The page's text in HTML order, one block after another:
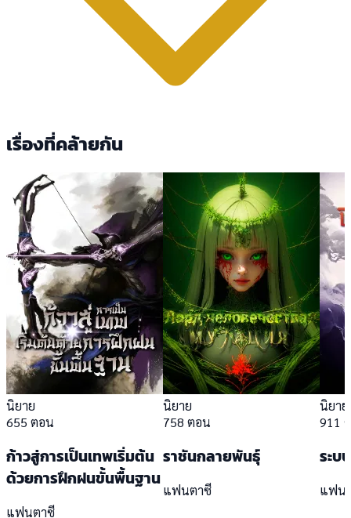
เรื่องที่คล้ายกัน
นิยาย
655 ตอน
ก้าวสู่การเป็นเทพเริ่มต้น
ด้วยการฝึกฝนขั้นพื้นฐาน
แฟนตาซี
นิยาย
758 ตอน
ราชันกลายพันธุ์
แฟนตาซี
นิยาย
911
ระบ
แฟน